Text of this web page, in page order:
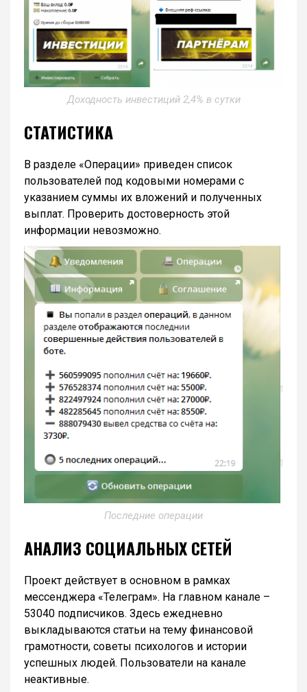
Доходность инвестиций 2,4% в сутки
СТАТИСТИКА
В разделе «Операции» приведен список
пользователей под кодовыми номерами с
указанием суммы их вложений и полученных
выплат. Проверить достоверность этой
информации невозможно.
Последние операции
АНАЛИЗ СОЦИАЛЬНЫХ СЕТЕЙ
Проект действует в основном в рамках
мессенджера «Телеграм». На главном канале –
53040 подписчиков. Здесь ежедневно
выкладываются статьи на тему финансовой
грамотности, советы психологов и истории
успешных людей. Пользователи на канале
неактивные.